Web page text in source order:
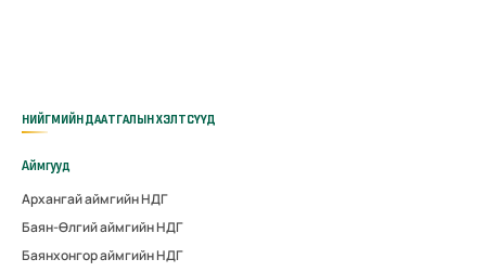
НИЙГМИЙН ДААТГАЛЫН ХЭЛТСҮҮД
Аймгууд
Архангай аймгийн НДГ
Баян-Өлгий аймгийн НДГ
Баянхонгор аймгийн НДГ